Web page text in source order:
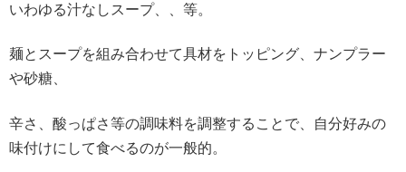
いわゆる汁なしスープ、、等。
麺とスープを組み合わせて具材をトッピング、ナンプラー
や砂糖、
辛さ、酸っぱさ等の調味料を調整することで、自分好みの
味付けにして食べるのが一般的。